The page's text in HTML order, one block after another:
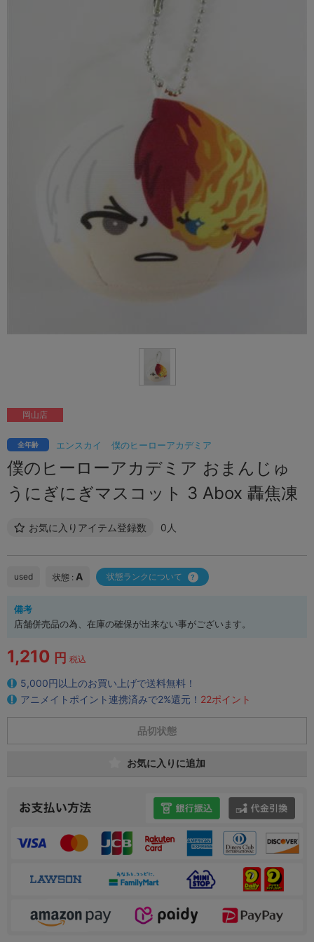
エンスカイ 僕のヒーローアカデミア
全年齢
僕のヒーローアカデミア おまんじゅ
うにぎにぎマスコット 3 Abox 轟焦凍
お気に入りアイテム登録数 0人
岡山店
used 状態 : A 状態ランクについて
備考
店舗併売品の為、在庫の確保が出来ない事がございます。
1,210 円 税込
5,000円以上のお買い上げで送料無料！
アニメイトポイント連携済みで2%還元！ 22ポイント
品切状態
お気に入りに追加